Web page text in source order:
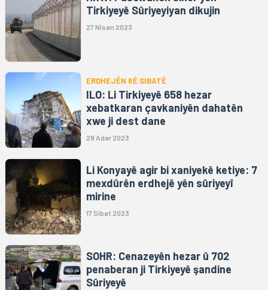
Tirkiyeyê Sûriyeyiyan dikujin
27 Nîsan 2023
ERDHEJÊN 6Ê SIBATÊ
ILO: Li Tirkiyeyê 658 hezar
xebatkaran çavkaniyên dahatên
xwe ji dest dane
29 Adar 2023
Li Konyayê agir bi xaniyekê ketiye: 7
mexdûrên erdhejê yên sûriyeyî
mirine
17 Sibat 2023
SOHR: Cenazeyên hezar û 702
penaberan ji Tirkiyeyê şandine
Sûriyeyê